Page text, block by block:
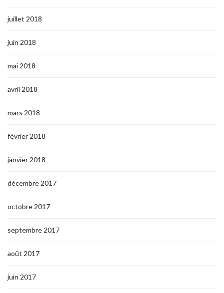
juillet 2018
juin 2018
mai 2018
avril 2018
mars 2018
février 2018
janvier 2018
décembre 2017
octobre 2017
septembre 2017
août 2017
juin 2017